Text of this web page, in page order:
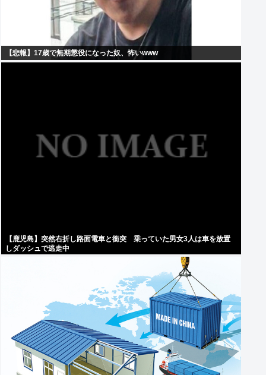
【悲報】17歳で無期懲役になった奴、怖いwww
【鹿児島】突然右折し路面電車と衝突 乗っていた男女3人は車を放置
しダッシュで逃走中